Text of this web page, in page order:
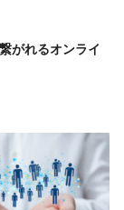
がれるオンライ